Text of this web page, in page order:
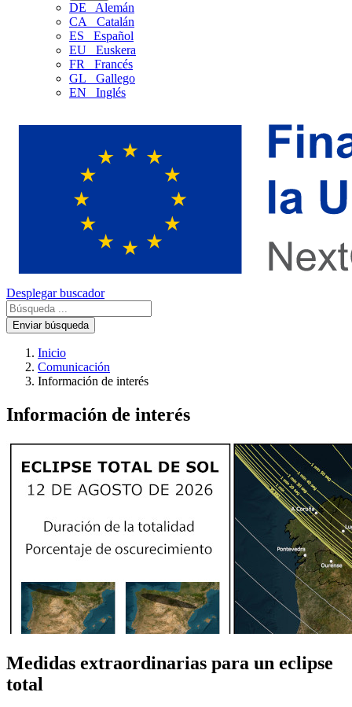
DE
Alemán
CA
Catalán
ES
Español
EU
Euskera
FR
Francés
GL
Gallego
EN
Inglés
Desplegar buscador
Enviar búsqueda
Inicio
Comunicación
Información de interés
Información de interés
Medidas extraordinarias para un eclipse
total